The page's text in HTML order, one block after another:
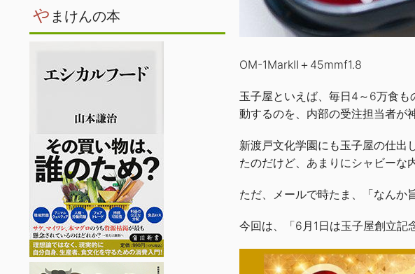
OM-1MarkⅡ＋45mmf1.8
玉子屋といえば、毎日4～6万食
動するのを、内部の受注担当者が
新渡戸文化学園にも玉子屋の仕出
たのだけど、あまりにシャビーな
ただ、メールで時たま、「なんか
今回は、「6月1日は玉子屋創立記
や まけんの本